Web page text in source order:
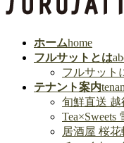
ホームhome
フルサットとは
フルサット
テナント案内
旬鮮直送 越
Tea×Sweets
居酒屋 桜花